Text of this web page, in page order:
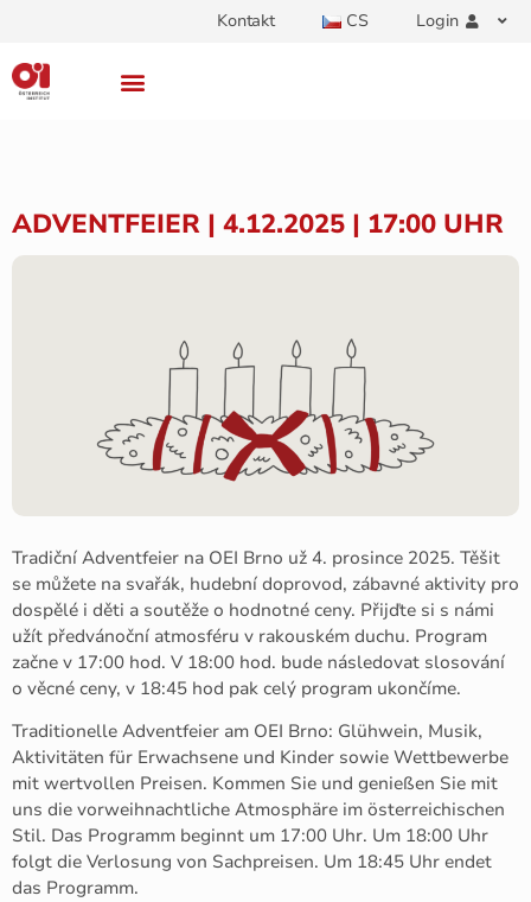
Kontakt CS Login
ADVENTFEIER | 4.12.2025 | 17:00 UHR
Tradiční Adventfeier na OEI Brno už 4. prosince 2025. Těšit
se můžete na svařák, hudební doprovod, zábavné aktivity pro
dospělé i děti a soutěže o hodnotné ceny. Přijďte si s námi
užít předvánoční atmosféru v rakouském duchu. Program
začne v 17:00 hod. V 18:00 hod. bude následovat slosování
o věcné ceny, v 18:45 hod pak celý program ukončíme.
Traditionelle Adventfeier am OEI Brno: Glühwein, Musik,
Aktivitäten für Erwachsene und Kinder sowie Wettbewerbe
mit wertvollen Preisen. Kommen Sie und genießen Sie mit
uns die vorweihnachtliche Atmosphäre im österreichischen
Stil. Das Programm beginnt um 17:00 Uhr. Um 18:00 Uhr
folgt die Verlosung von Sachpreisen. Um 18:45 Uhr endet
das Programm.